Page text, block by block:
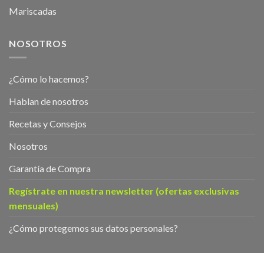
Mariscadas
NOSOTROS
¿Cómo lo hacemos?
Hablan de nosotros
Recetas y Consejos
Nosotros
Garantía de Compra
Regístrate en nuestra newsletter (ofertas exclusivas
mensuales)
¿Cómo protegemos sus datos personales?